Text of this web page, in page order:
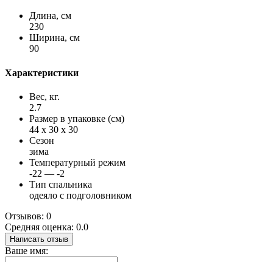
Длина, см
230
Ширина, см
90
Характеристики
Вес, кг.
2.7
Размер в упаковке (см)
44 x 30 x 30
Сезон
зима
Температурный режим
-22 — -2
Тип спальника
одеяло с подголовником
Отзывов: 0
Средняя оценка: 0.0
Написать отзыв
Ваше имя: